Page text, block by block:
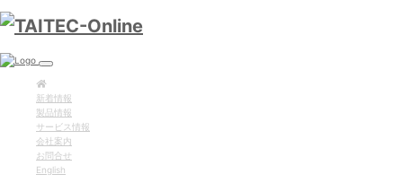
新着情報
製品情報
サービス情報
会社案内
お問合せ
English